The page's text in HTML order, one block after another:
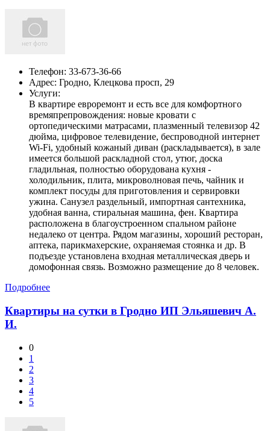
Телефон: 33-673-36-66
Адрес: Гродно, Клецкова просп, 29
Услуги:
В квартире евроремонт и есть все для комфортного
времяпрепровождения: новые кровати с
ортопедическими матрасами, плазменный телевизор 42
дюйма, цифровое телевидение, беспроводной интернет
Wi-Fi, удобный кожаный диван (раскладывается), в зале
имеется большой раскладной стол, утюг, доска
гладильная, полностью оборудована кухня -
холодильник, плита, микроволновая печь, чайник и
комплект посуды для приготовления и сервировки
ужина. Санузел раздельный, импортная сантехника,
удобная ванна, стиральная машина, фен. Квартира
расположена в благоустроенном спальном районе
недалеко от центра. Рядом магазины, хороший ресторан,
аптека, парикмахерские, охраняемая стоянка и др. В
подъезде установлена входная металлическая дверь и
домофонная связь. Возможно размещение до 8 человек.
Подробнее
Квартиры на сутки в Гродно ИП Эльяшевич А.
И.
0
1
2
3
4
5